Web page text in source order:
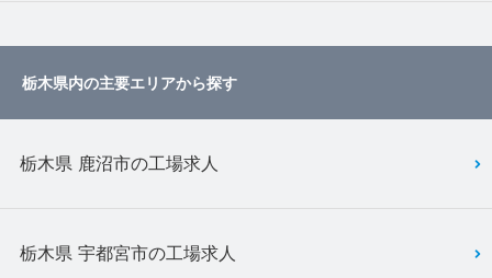
栃木県内の主要エリアから探す
栃木県 鹿沼市の工場求人
栃木県 宇都宮市の工場求人